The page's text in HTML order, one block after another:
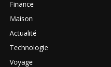
Finance
Maison
Actualité
Technologie
Voyage